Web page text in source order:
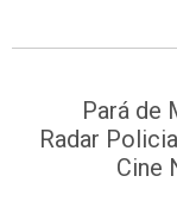
Pará de
Radar Policial
Cine